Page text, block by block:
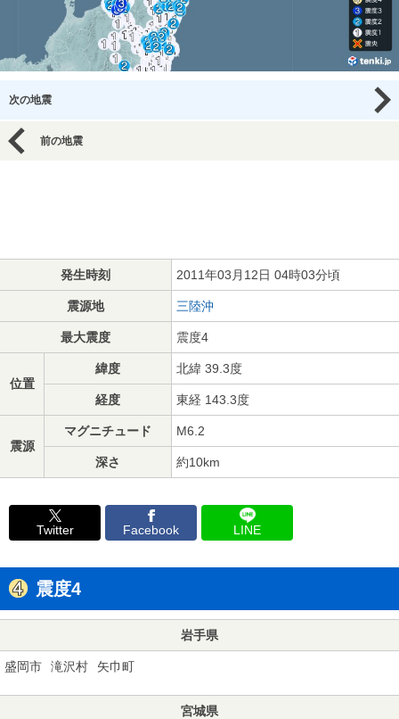
次の地震
前の地震
発生時刻 2011年03月12日 04時03分頃
震源地 三陸沖
最大震度 震度4
位置
緯度 北緯 39.3度
経度 東経 143.3度
震源
マグニチュード M6.2
深さ 約10km
Twitter Facebook LINE
震度4
岩手県
盛岡市 滝沢村 矢巾町
宮城県